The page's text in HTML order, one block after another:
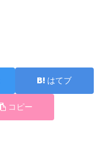
はてブ
コピー